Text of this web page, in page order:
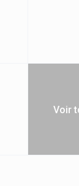
Voir